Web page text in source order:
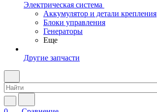
Электрическая система
Аккумулятор и детали крепления
Блоки управления
Генераторы
Еще
Другие запчасти